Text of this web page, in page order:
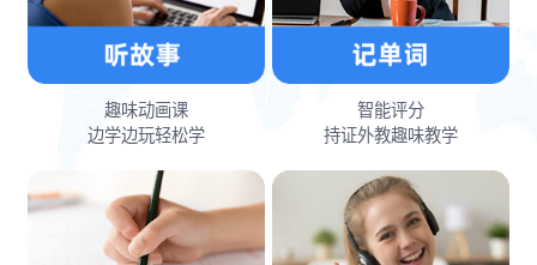
趣味动画课
边学边玩轻松学
智能评分
持证外教趣味教学